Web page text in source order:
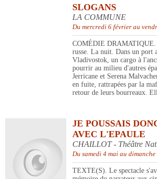
SLOGANS
LA COMMUNE
Du mercredi 6 février au
COMÉDIE
russe. La nuit. Dans un port
Vladivostok, un cargo à
pourrir au milieu d'autres
Jerricane et Serena
en fuite, rattrapées par la
retour de leurs bourreaux.
JE POUSSAIS
AVEC L'EPAULE
CHAILLOT - Théâtre
Du samedi 4 mai au
TEXTE(S). Le spectacle